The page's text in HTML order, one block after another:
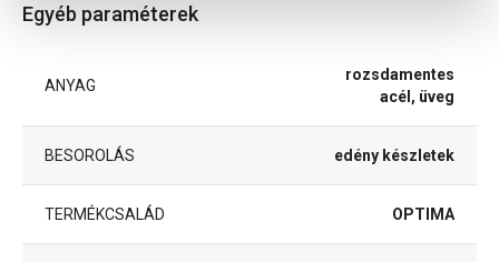
Egyéb paraméterek
ANYAG
rozsdamentes
acél, üveg
BESOROLÁS edény készletek
TERMÉKCSALÁD OPTIMA